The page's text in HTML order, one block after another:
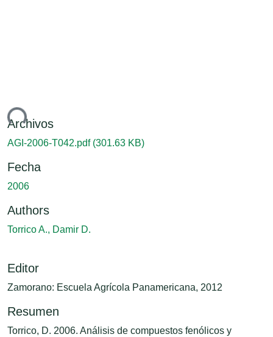
Archivos
AGI-2006-T042.pdf (301.63 KB)
Fecha
2006
Authors
Torrico A., Damir D.
Editor
Zamorano: Escuela Agrícola Panamericana, 2012
Resumen
Torrico, D. 2006. Análisis de compuestos fenólicos y